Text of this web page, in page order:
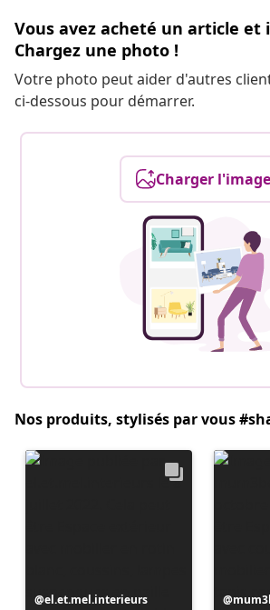
Vous avez acheté un article et
Chargez une photo !
Votre photo peut aider d'autres
ci-dessous pour démarrer.
Charger l'image
Nos produits, stylisés par vous
Publication
el.et.mel.interieurs